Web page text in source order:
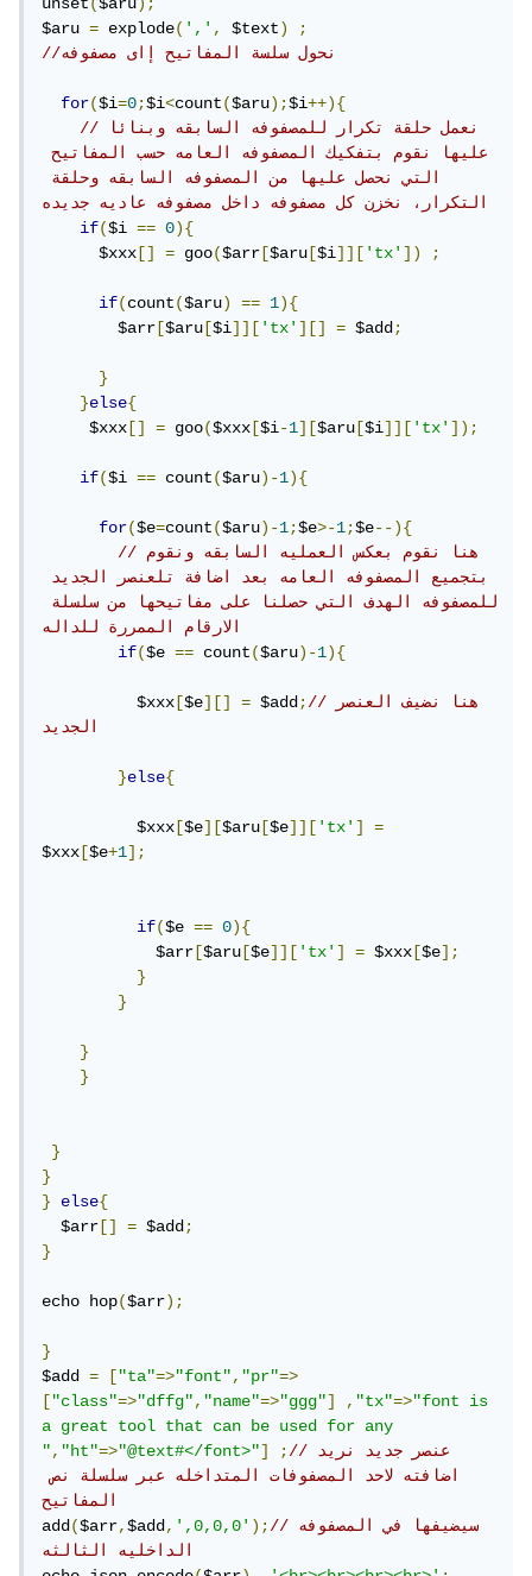
unset($aru);
$aru = explode(',', $text)
;
//نحول سلسة المفاتيح إاى مصفوفه
for($i=0;$i<count($aru);$i++){
//نعمل حلقة تكرار للمصفوفه السابقه وبنائا
عليها نقوم بتفكيك المصفوفه العامه حسب المفاتيح
التي نحصل عليها من المصفوفه السابقه وحلقة
التكرار، نخزن كل مصفوفه داخل مصفوفه عاديه جديده
if($i == 0){
$xxx [] = goo($arr [$aru [$i]]['tx']) ;
if(count($aru) == 1){
$arr [$aru [$i]]['tx'][] = $add;
}
}else{
$xxx [] = goo($xxx [$i-1][$aru [$i]]['tx']);
if($i == count($aru)-1){
for($e=count($aru)-1;$e>-1;$e--){
//هنا نقوم بعكس العمليه السابقه ونقوم
بتجميع المصفوفه العامه بعد اضافة تلعنصر الجديد
للمصفوفه الهدف التي حصلنا على مفاتيحها من سلسلة
الارقام الممررة للداله
if($e == count($aru)-1){
$xxx [$e][] = $add;//هنا نضيف العنصر
الجديد
}else{
$xxx [$e][$aru [$e]]['tx']
=
$xxx [$e+1];
if($e == 0){
$arr [$aru [$e]]['tx'] = $xxx [$e];
}
}
}
}
}
}
}
else{
$arr [] = $add;
}
echo hop($arr);
}
$add = ["ta"=>"font","pr"=>
["class"=>"dffg","name"=>"ggg"] ,"tx"=>"font is
a great tool that can be used for any
","ht"=>"@text#</font>"] ;//عنصر جديد نريد
اضافته لاحد المصفوفات المتداخله عبر سلسلة نص
المفاتيح
add($arr,$add,',0,0,0');//سيضيفها في المصفوفه
الداخليه الثالثه